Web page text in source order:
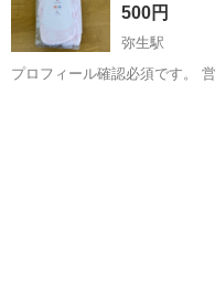
500円
弥生駅
プロフィール確認必須です。 営